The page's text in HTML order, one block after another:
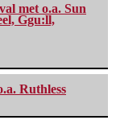
met o.a. Sun
Ggu:ll,
Ruthless